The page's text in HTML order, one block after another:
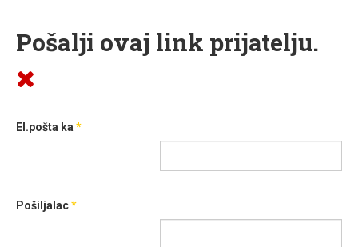
Pošalji ovaj link prijatelju.
El.pošta ka *
Pošiljalac*